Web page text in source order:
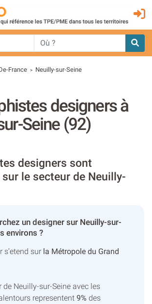
France > Neuilly-sur-Seine
designers à
Seine (92)
designers sont
le secteur de Neuilly-
un designer sur Neuilly-sur-
environs ?
s’etend sur la Métropole du Grand
de Neuilly-sur-Seine avec les
representent 9% des